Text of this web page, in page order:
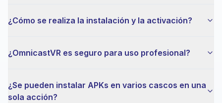
¿Cómo se realiza la instalación y la activación?
¿OmnicastVR es seguro para uso profesional?
¿Se pueden instalar APKs en varios cascos en una
sola acción?